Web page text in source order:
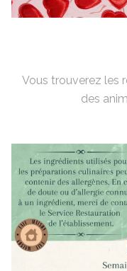
Vous trouverez les
des